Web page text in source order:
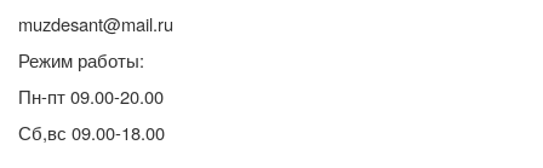
muzdesant@mail.ru
Режим работы:
Пн-пт 09.00-20.00
Сб,вс 09.00-18.00